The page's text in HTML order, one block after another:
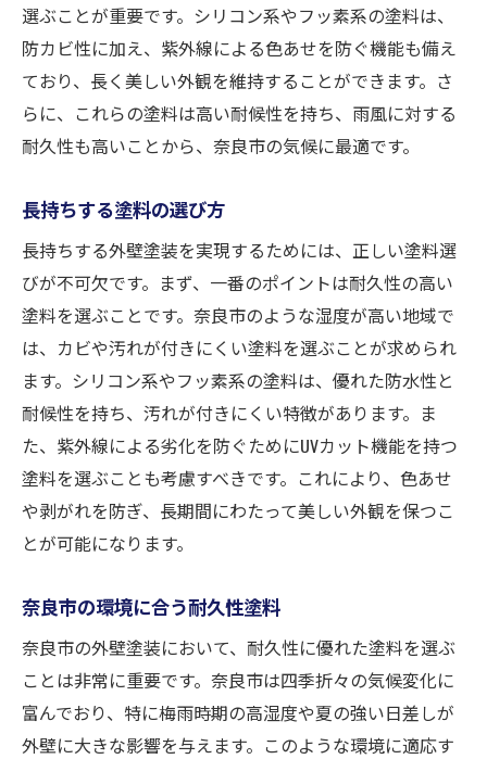
選ぶことが重要です。シリコン系やフッ素系の塗料は、
防カビ性に加え、紫外線による色あせを防ぐ機能も備え
ており、長く美しい外観を維持することができます。さ
らに、これらの塗料は高い耐候性を持ち、雨風に対する
耐久性も高いことから、奈良市の気候に最適です。
長持ちする塗料の選び方
長持ちする外壁塗装を実現するためには、正しい塗料選
びが不可欠です。まず、一番のポイントは耐久性の高い
塗料を選ぶことです。奈良市のような湿度が高い地域で
は、カビや汚れが付きにくい塗料を選ぶことが求められ
ます。シリコン系やフッ素系の塗料は、優れた防水性と
耐候性を持ち、汚れが付きにくい特徴があります。ま
た、紫外線による劣化を防ぐためにUVカット機能を持つ
塗料を選ぶことも考慮すべきです。これにより、色あせ
や剥がれを防ぎ、長期間にわたって美しい外観を保つこ
とが可能になります。
奈良市の環境に合う耐久性塗料
奈良市の外壁塗装において、耐久性に優れた塗料を選ぶ
ことは非常に重要です。奈良市は四季折々の気候変化に
富んでおり、特に梅雨時期の高湿度や夏の強い日差しが
外壁に大きな影響を与えます。このような環境に適応す